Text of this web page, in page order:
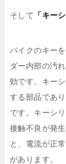
そして 「キー
バイクのキー
ダー内部の汚
効です。キー
する部品であ
です。キーシ
接触不良が発
と、電流が正
があります。